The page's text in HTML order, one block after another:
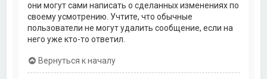
они могут сами написать о сделанных изменениях по
своему усмотрению. Учтите, что обычные
пользователи не могут удалить сообщение, если на
него уже кто-то ответил.
Вернуться к началу